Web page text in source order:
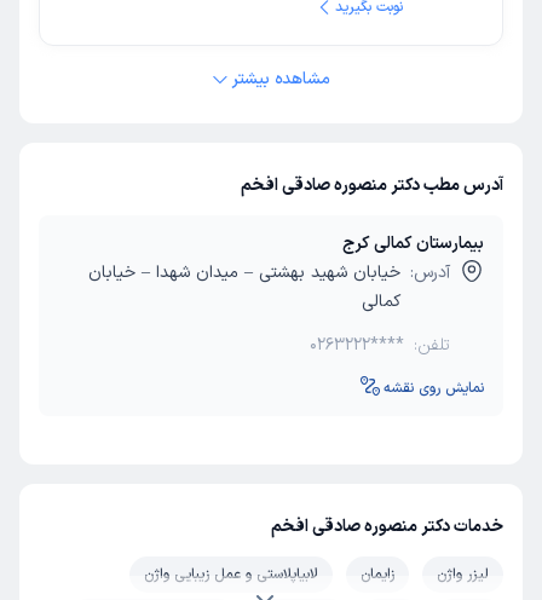
نوبت بگیرید
مشاهده بیشتر
آدرس مطب دکتر منصوره صادقی افخم
بیمارستان کمالی کرج
آدرس: خیابان شهید بهشتی – میدان شهدا – خیابان
کمالی
تلفن: 0263222****
نمایش روی نقشه
خدمات دکتر منصوره صادقی افخم
لیزر واژن زایمان
لابیاپلاستی و عمل زیبایی واژن